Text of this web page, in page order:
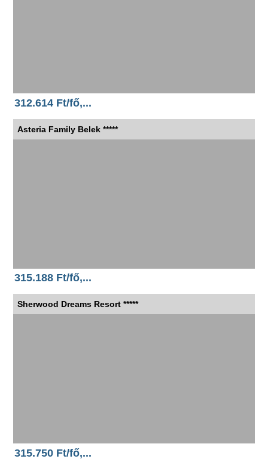
312.614 Ft/fő,...
Asteria Family Belek *****
315.188 Ft/fő,...
Sherwood Dreams Resort *****
315.750 Ft/fő,...